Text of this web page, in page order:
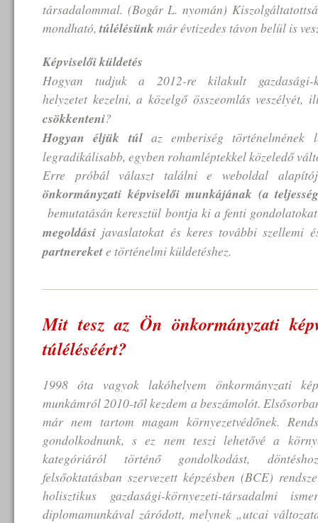
társadalommal. (Bogár L. nyomán)
mondható, túlélésünkmár évtizedes távon belül is
Képviselői küldetés
Hogyan tudjuk a 2012-re kilakult gazdasági-
helyzetet kezelni, a közelgő összeomlás
csökkenteni?
Hogyan éljük túlaz emberiség történelmének
legradikálisabb, egyben rohamléptekkel közeledő
Erre próbál választ találni e weboldal
önkormányzati képviselői munkájának (a
bemutatásán keresztül bontja ki a fenti
megoldási javaslatokat és keres további szellemi
partnerekete történelmi küldetéshez.
Mit tesz az Ön önkormányzati
túléléséért?
1998 óta vagyok lakóhelyem önkormányzati
munkámról 2010-től kezdem a beszámolót.
már nem tartom magam környezetvédőnek.
gondolkodnunk, s ez nem teszi lehetővé a
kategóriáról történő gondolkodást,
felsőoktatásban szervezett képzésben (BCE)
holisztikus gazdasági-környezeti-társadalmi
diplomamunkával záródott, melynek „utcai